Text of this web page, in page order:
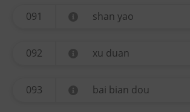
091 shan yao
092 xu duan
093 bai bian dou